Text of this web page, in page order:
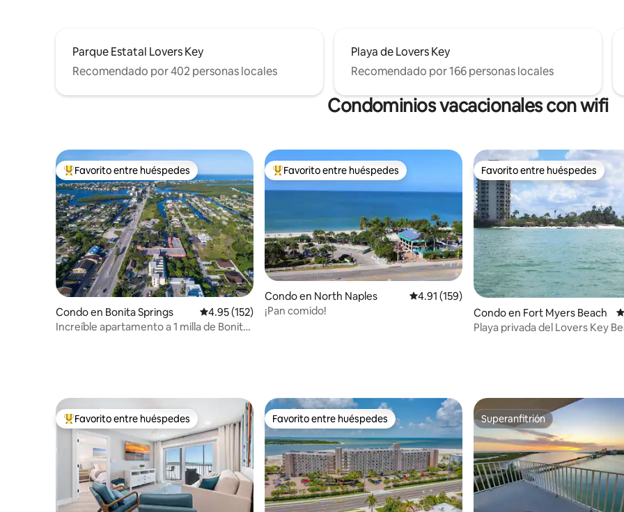
Parque Estatal Lovers Key
Recomendado por 402 personas locales
Playa de Lovers Key
Recomendado por 166 personas locales
Condominios vacacionales con wifi
Favorito entre huéspedes preferido
Favorito entre huéspedes
Condo en Bonita Springs Calificación promedio: 4.95 de 5, 152 reseñas
4.95 (152)
Increíble apartamento a 1 milla de Bonita
Favorito entre huéspedes preferido
Favorito entre huéspedes
Condo en North Naples Calificación promedio: 4.91 de 5, 159 reseñas
4.91 (159)
¡Pan comido!
Favorito entre huéspedes
Favorito entre huéspedes
Condo en Fort Myers Beach
Playa privada del Lovers Key
Favorito entre huéspedes preferido
Favorito entre huéspedes Favorito entre huéspedes
Favorito entre huéspedes Superanfitrión
Superanfitrión